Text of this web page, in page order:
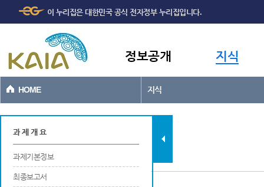
본문바로가기
이 누리집은 대한민국 공식 전자정부 누리집입니다.
정보공개 지식
HOME 지식
과제현황
과 제 개 요
과제기본정보
최종보고서